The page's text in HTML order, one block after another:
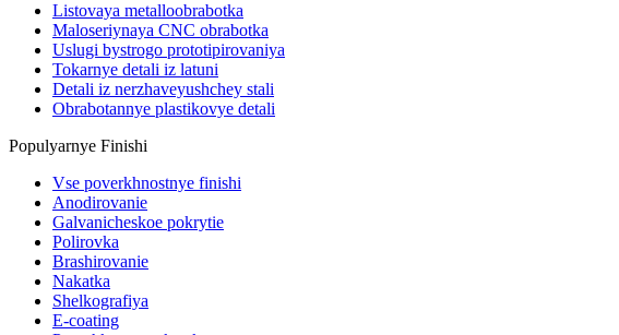
Listovaya metalloobrabotka
Maloseriynaya CNC obrabotka
Uslugi bystrogo prototipirovaniya
Tokarnye detali iz latuni
Detali iz nerzhaveyushchey stali
Obrabotannye plastikovye detali
Populyarnye Finishi
Vse poverkhnostnye finishi
Anodirovanie
Galvanicheskoe pokrytie
Polirovka
Brashirovanie
Nakatka
Shelkografiya
E-coating